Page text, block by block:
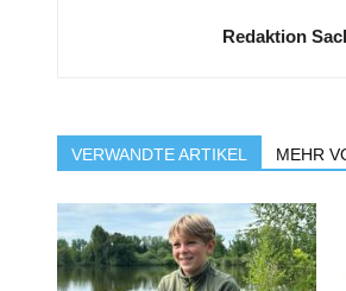
Redaktion
VERWANDTE ARTIKEL MEHR